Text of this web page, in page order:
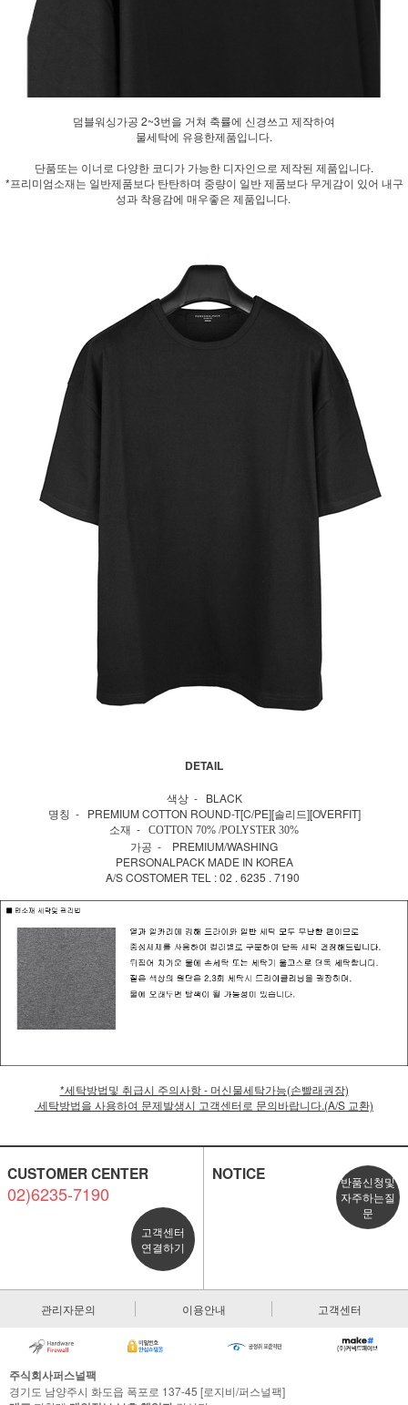
덤블워싱가공 2~3번을 거쳐 축률에 신경쓰고 제작하여
물세탁에 유용한제품입니다.
단품또는 이너로 다양한 코디가 가능한 디자인으로 제작된 제품입니다.
*프리미엄소재는 일반제품보다 탄탄하며 중량이 일반 제품보다 무게감이 있어 내구
성과 착용감에 매우좋은 제품입니다.
DETAIL
색상 - BLACK
명칭 - PREMIUM COTTON ROUND-T[C/PE][솔리드][OVERFIT]
소재 -
COTTON 70% /POLYSTER 30%
가공 - PREMIUM/WASHING
PERSONALPACK MADE IN KOREA
A/S COSTOMER TEL : 02 . 6235 . 7190
*세탁방법및 취급시 주의사항 - 머신물세탁가능(손빨래권장)
세탁방법을 사용하여 문제발생시 고객센터로 문의바랍니다.(A/S 교환)
CUSTOMER CENTER
02)6235-7190
고객센터
연결하기
NOTICE
반품신청및
자주하는질
문
관리자문의 이용안내 고객센터
주식회사퍼스널팩
경기도 남양주시 화도읍 폭포로 137-45 [로지비/퍼스널팩]